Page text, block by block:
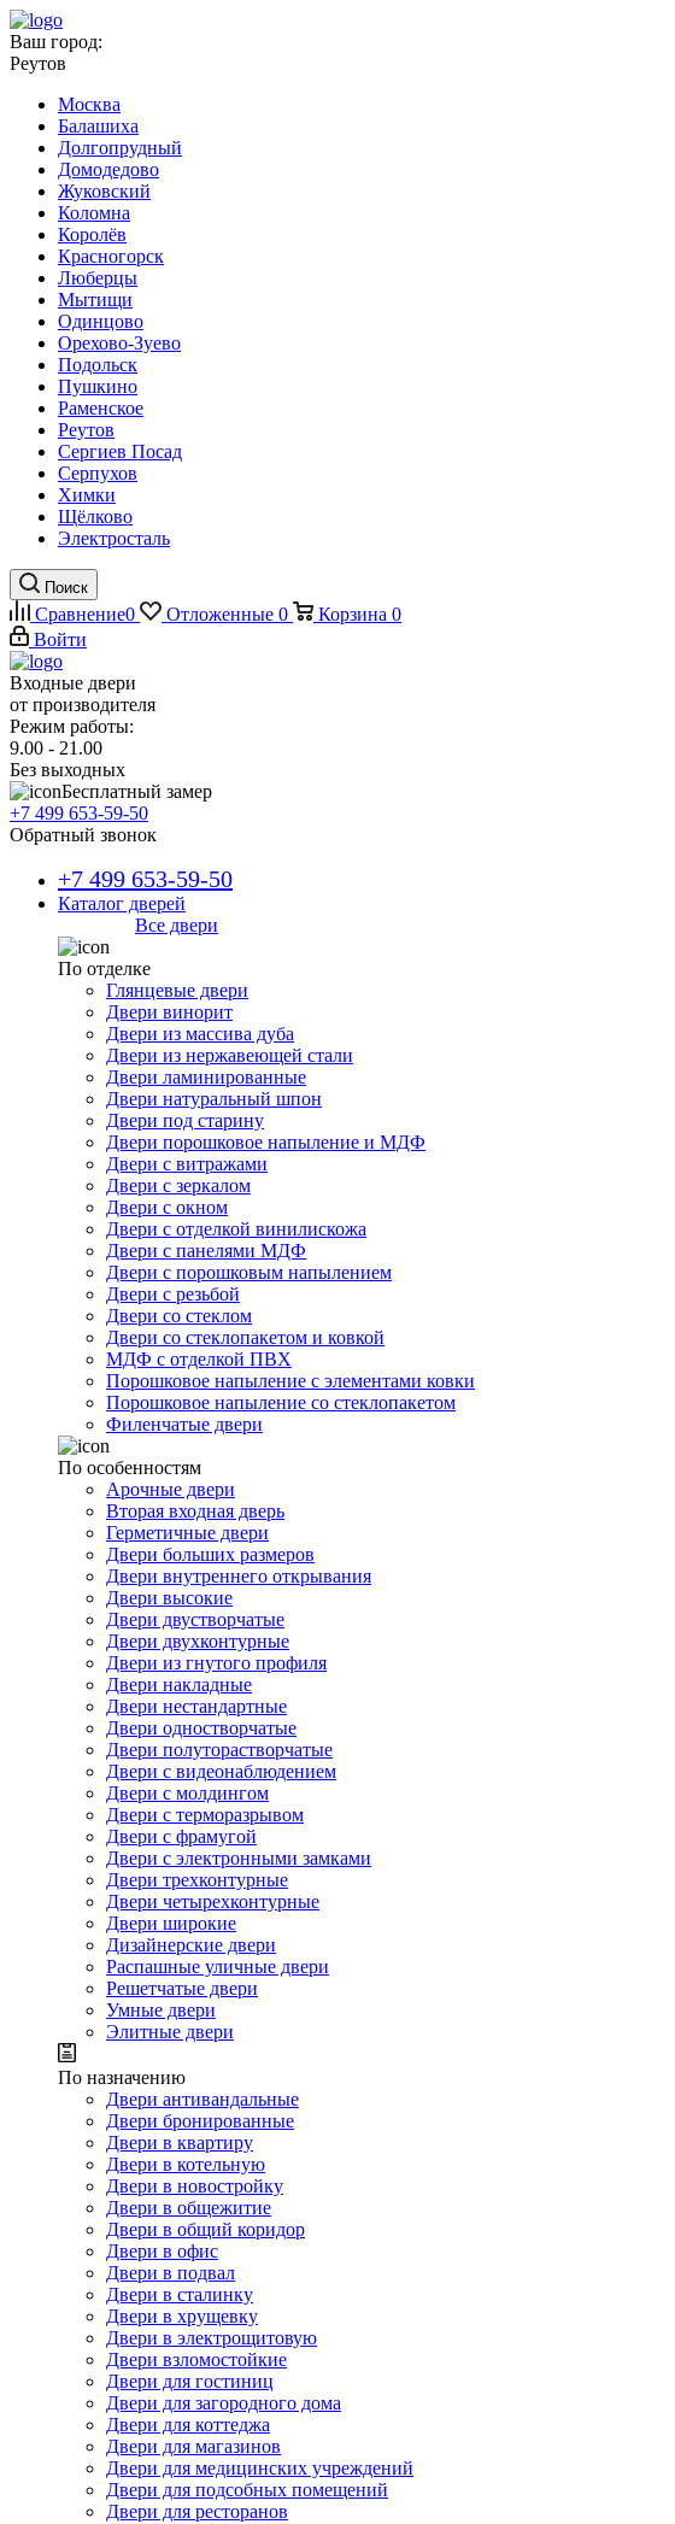
Ваш город:
Реутов
Москва
Балашиха
Долгопрудный
Домодедово
Жуковский
Коломна
Королёв
Красногорск
Люберцы
Мытищи
Одинцово
Орехово-Зуево
Подольск
Пушкино
Раменское
Реутов
Сергиев Посад
Серпухов
Химки
Щёлково
Электросталь
Поиск
Сравнение0 Отложенные 0 Корзина 0
Войти
Входные двери
от производителя
Режим работы:
9.00 - 21.00
Без выходных
Бесплатный замер
+7 499 653-59-50
Обратный звонок
+7 499 653-59-50
Каталог дверей
Все двери
По отделке
Глянцевые двери
Двери винорит
Двери из массива дуба
Двери из нержавеющей стали
Двери ламинированные
Двери натуральный шпон
Двери под старину
Двери порошковое напыление и МДФ
Двери с витражами
Двери с зеркалом
Двери с окном
Двери с отделкой винилискожа
Двери с панелями МДФ
Двери с порошковым напылением
Двери с резьбой
Двери со стеклом
Двери со стеклопакетом и ковкой
МДФ с отделкой ПВХ
Порошковое напыление с элементами ковки
Порошковое напыление со стеклопакетом
Филенчатые двери
По особенностям
Арочные двери
Вторая входная дверь
Герметичные двери
Двери больших размеров
Двери внутреннего открывания
Двери высокие
Двери двустворчатые
Двери двухконтурные
Двери из гнутого профиля
Двери накладные
Двери нестандартные
Двери одностворчатые
Двери полуторастворчатые
Двери с видеонаблюдением
Двери с молдингом
Двери с терморазрывом
Двери с фрамугой
Двери с электронными замками
Двери трехконтурные
Двери четырехконтурные
Двери широкие
Дизайнерские двери
Распашные уличные двери
Решетчатые двери
Умные двери
Элитные двери
По назначению
Двери антивандальные
Двери бронированные
Двери в квартиру
Двери в котельную
Двери в новостройку
Двери в общежитие
Двери в общий коридор
Двери в офис
Двери в подвал
Двери в сталинку
Двери в хрущевку
Двери в электрощитовую
Двери взломостойкие
Двери для гостиниц
Двери для загородного дома
Двери для коттеджа
Двери для магазинов
Двери для медицинских учреждений
Двери для подсобных помещений
Двери для ресторанов